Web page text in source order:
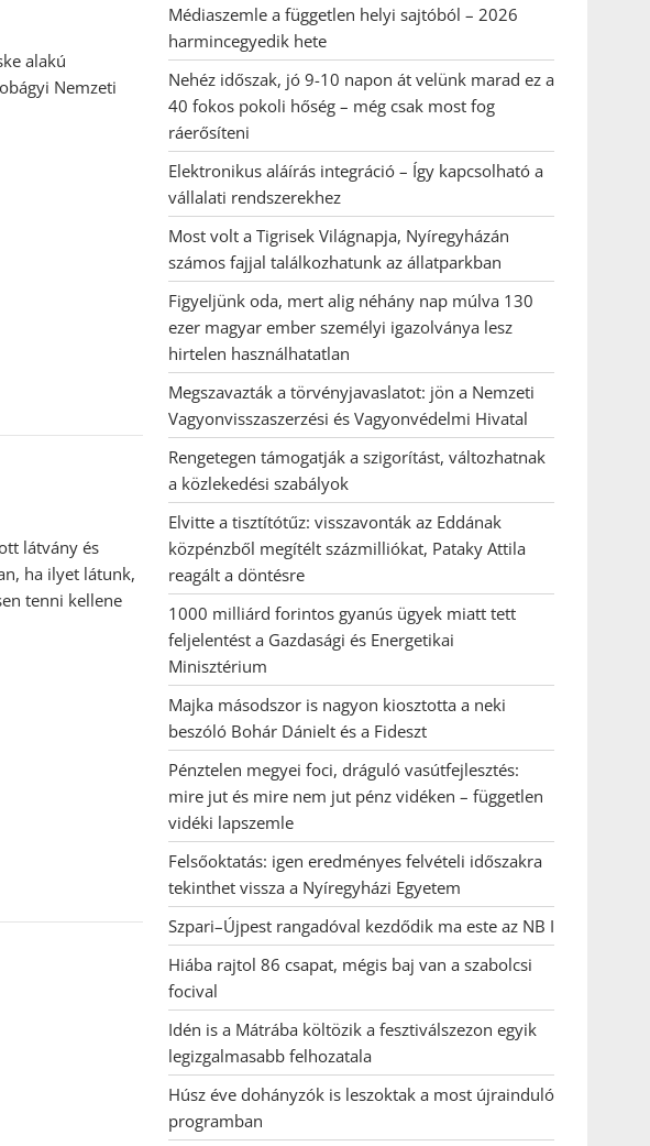
alakú
Nemzeti
látvány és
ha ilyet látunk,
tenni kellene
Médiaszemle a független helyi sajtóból – 2026
harmincegyedik hete
Nehéz időszak, jó 9-10 napon át velünk marad ez a
40 fokos pokoli hőség – még csak most fog
ráerősíteni
Elektronikus aláírás integráció – Így kapcsolható a
vállalati rendszerekhez
Most volt a Tigrisek Világnapja, Nyíregyházán
számos fajjal találkozhatunk az állatparkban
Figyeljünk oda, mert alig néhány nap múlva 130
ezer magyar ember személyi igazolványa lesz
hirtelen használhatatlan
Megszavazták a törvényjavaslatot: jön a Nemzeti
Vagyonvisszaszerzési és Vagyonvédelmi Hivatal
Rengetegen támogatják a szigorítást, változhatnak
a közlekedési szabályok
Elvitte a tisztítótűz: visszavonták az Eddának
közpénzből megítélt százmilliókat, Pataky Attila
reagált a döntésre
1000 milliárd forintos gyanús ügyek miatt tett
feljelentést a Gazdasági és Energetikai
Minisztérium
Majka másodszor is nagyon kiosztotta a neki
beszóló Bohár Dánielt és a Fideszt
Pénztelen megyei foci, dráguló vasútfejlesztés:
mire jut és mire nem jut pénz vidéken – független
vidéki lapszemle
Felsőoktatás: igen eredményes felvételi időszakra
tekinthet vissza a Nyíregyházi Egyetem
Szpari–Újpest rangadóval kezdődik ma este az NB I
Hiába rajtol 86 csapat, mégis baj van a szabolcsi
focival
Idén is a Mátrába költözik a fesztiválszezon egyik
legizgalmasabb felhozatala
Húsz éve dohányzók is leszoktak a most újrainduló
programban